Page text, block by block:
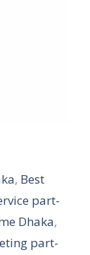
, Best
part-
Dhaka,
part-